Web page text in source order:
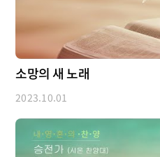
소망의 새 노래
2023.10.01